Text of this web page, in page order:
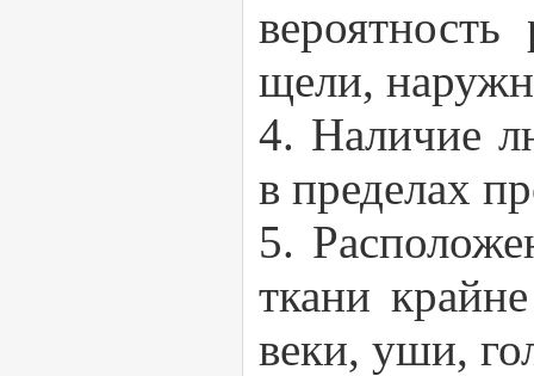
щели,
4. Наличие
в пределах
5.
ткани
веки, уши,